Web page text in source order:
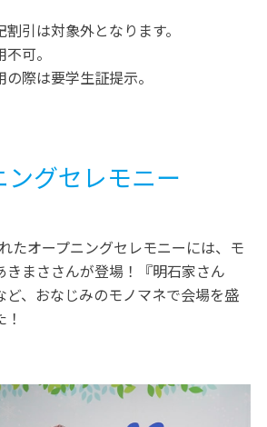
引は対象外となります。
可。
際は要学生証提示。
ングセレモニー
たオープニングセレモニーには、モ
きまささんが登場！『明石家さん
ど、おなじみのモノマネで会場を盛